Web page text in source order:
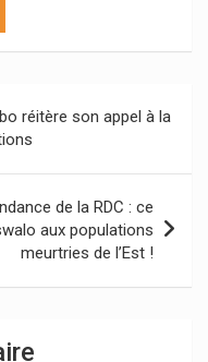
réitère son appel à la
de la RDC : ce
aux populations
meurtries de l’Est !